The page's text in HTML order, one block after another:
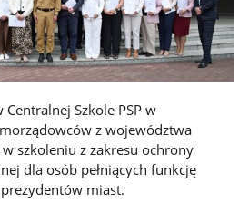
Szkole PSP w
z województwa
w szkoleniu z zakresu ochrony
dla osób pełniących funkcję
miast.